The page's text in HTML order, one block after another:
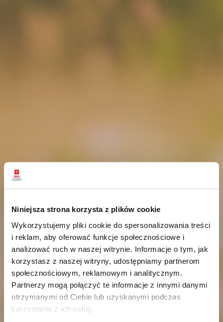
Niniejsza strona korzysta z plików cookie
Wykorzystujemy pliki cookie do spersonalizowania treści
i reklam, aby oferować funkcje społecznościowe i
analizować ruch w naszej witrynie. Informacje o tym, jak
korzystasz z naszej witryny, udostępniamy partnerom
społecznościowym, reklamowym i analitycznym.
Partnerzy mogą połączyć te informacje z innymi danymi
otrzymanymi od Ciebie lub uzyskanymi podczas
korzystania z ich usług.